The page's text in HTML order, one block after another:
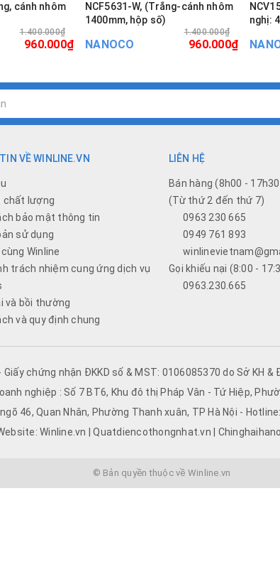
cánh nhôm
1.400.000₫
960.000₫
NCF5631-W, (Trắng-cánh nhôm
1400mm, hộp số)
NANOCO
1.400.000₫
960.000₫
nghị:
VỀ WINLINE.VN
chất lượng
bảo mật thông tin
sử dụng
Winline
trách nhiệm cung ứng dịch vụ
và bồi thường
và quy định chung
LIÊN HỆ
Bán hàng (8h00 -
(Từ thứ 2 đến thứ 7)
0963 230 665
0949 761 893
Gọi khiếu nại (8:00 -
0963.230.665
chứng nhận ĐKKD số & MST: 0106085370 do Sở KH
nghiệp : Số 7 BT6, Khu đô thị Pháp Vân - Tứ Hiệp,
46, Quan Nhân, Phường Thanh xuân, TP Hà Nội -
Winline.vn | Quatdiencothongnhat.vn |
© Bản quyền thuộc về Winline.vn